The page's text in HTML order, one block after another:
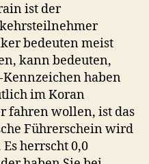
ist der
bedeuten meist
kann bedeuten,
haben
im Koran
fahren wollen, ist das
Führerschein wird
herrscht 0,0